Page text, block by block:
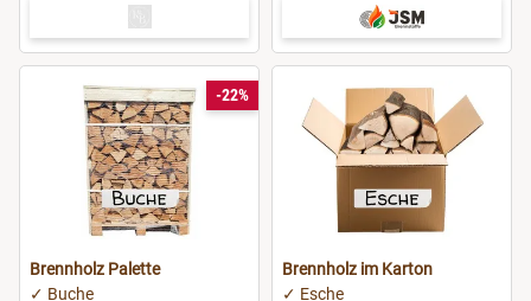
-22%
Brennholz Palette
✓ Buche
Brennholz im Karton
✓ Esche